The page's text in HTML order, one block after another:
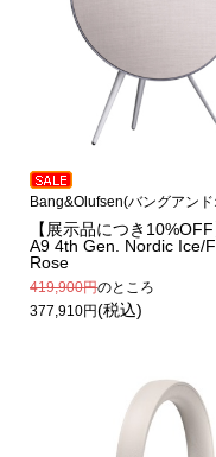
Bang&Olufsen(バングアン
【展示品につき
A9 4th Gen. Nordic Ice/
Rose
419,900円のところ
377,910円(税込)